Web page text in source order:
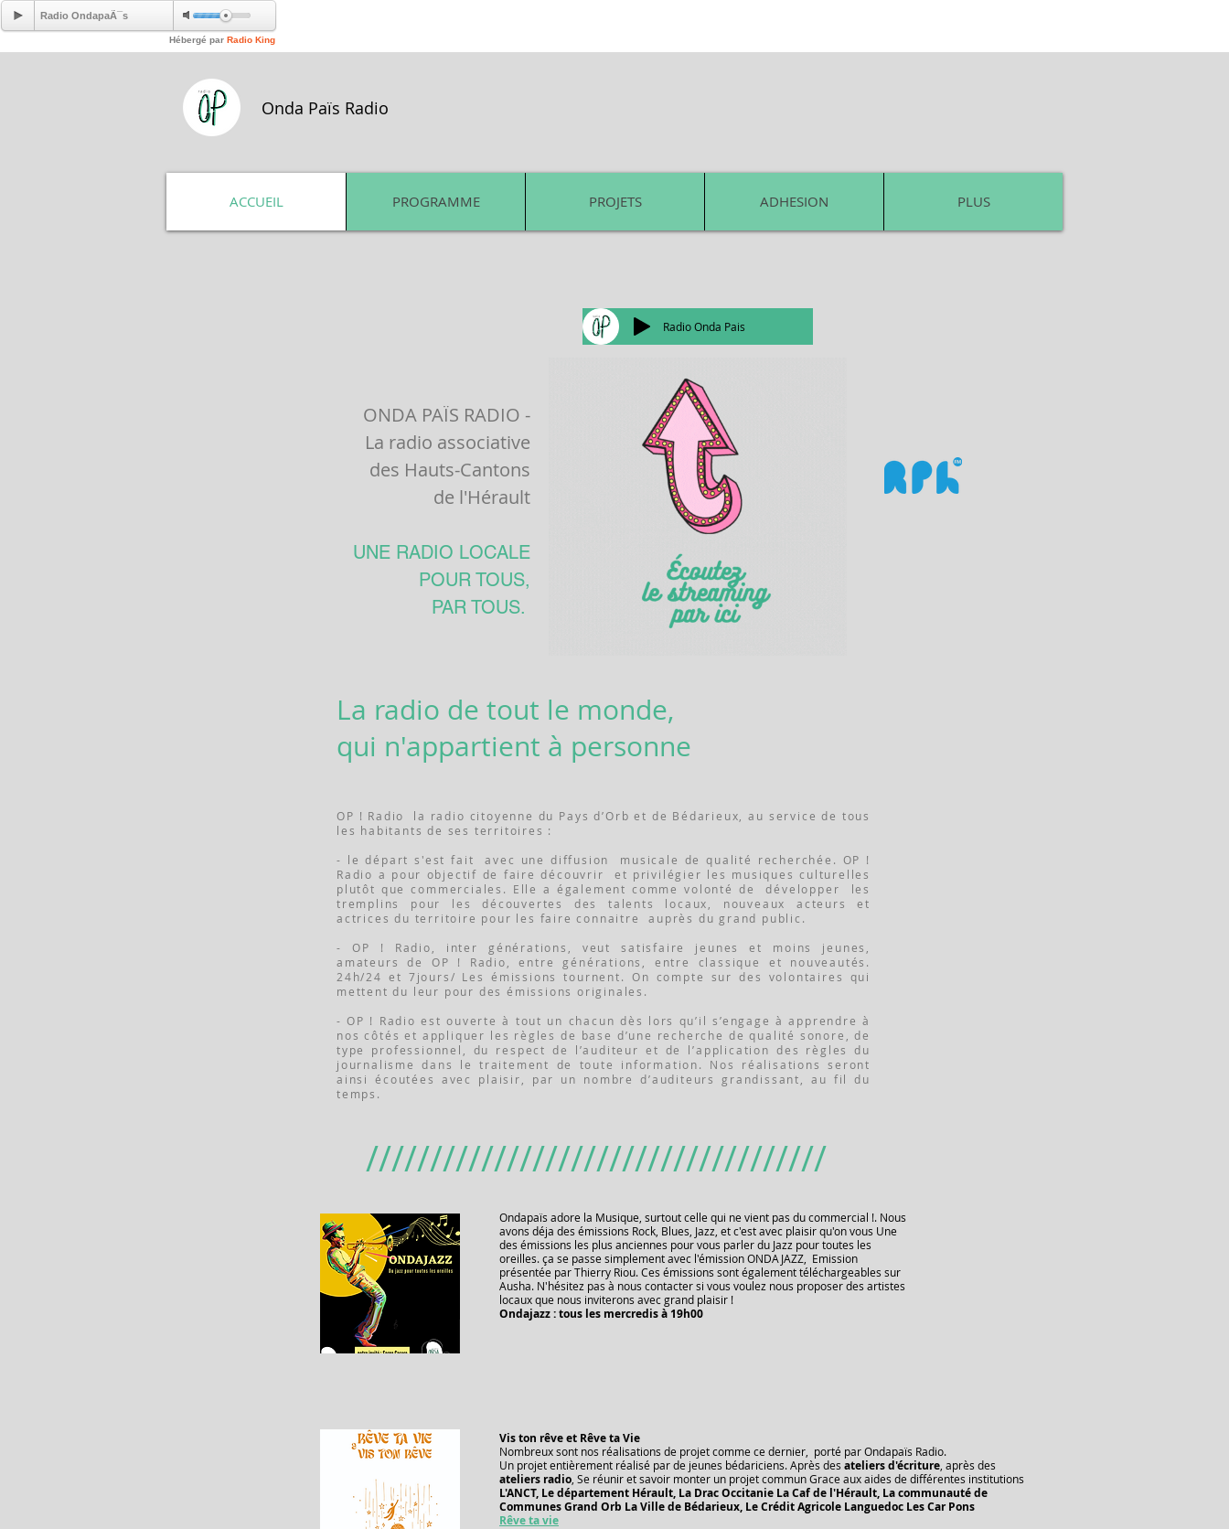
Onda Païs Radio
ACCUEIL PROGRAMME PROJETS ADHESION PLUS
Radio Onda Pais
ONDA PAÏS RADIO -
La radio associative
des Hauts-Cantons
de l'Hérault
UNE RADIO LOCALE
POUR TOUS,
PAR TOUS.
La radio de tout le monde,
qui n'appartient à personne
OP ! Radio la radio citoyenne du Pays d’Orb et de Bédarieux, au service de tous
les habitants de ses territoires :
- le départ s'est fait avec une diffusion musicale de qualité recherchée. OP !
Radio a pour objectif de faire découvrir et privilégier les musiques culturelles
plutôt que commerciales. Elle a également comme volonté de développer les
tremplins pour les découvertes des talents locaux, nouveaux acteurs et
actrices du territoire pour les faire connaitre auprès du grand public.
- OP ! Radio, inter générations, veut satisfaire jeunes et moins jeunes,
amateurs de OP ! Radio, entre générations, entre classique et nouveautés.
24h/24 et 7jours/ Les émissions tournent. On compte sur des volontaires qui
mettent du leur pour des émissions originales.
- OP ! Radio est ouverte à tout un chacun dès lors qu’il s’engage à apprendre à
nos côtés et appliquer les règles de base d’une recherche de qualité sonore, de
type professionnel, du respect de l’auditeur et de l’application des règles du
journalisme dans le traitement de toute information. Nos réalisations seront
ainsi écoutées avec plaisir, par un nombre d’auditeurs grandissant, au fil du
temps.
////////////////////////////////////
Ondapaïs adore la Musique, surtout celle qui ne vient pas du commercial !. Nous
avons déja des émissions Rock, Blues, Jazz, et c'est avec plaisir qu'on vous Une
des émissions les plus anciennes pour vous parler du Jazz pour toutes les
oreilles. ça se passe simplement avec l'émission ONDAJAZZ, Emission
présentée par Thierry Riou. Ces émissions sont également téléchargeables sur
Ausha. N'hésitez pas à nous contacter si vous voulez nous proposer des artistes
locaux que nous inviterons avec grand plaisir !
Ondajazz : tous les mercredis à 19h00
Vis ton rêve et Rêve ta Vie
Nombreux sont nos réalisations de projet comme ce dernier, porté par Ondapaïs Radio.
Un projet entièrement réalisé par de jeunes bédariciens. Après des ateliers d'écriture , après des
ateliers radio , Se réunir et savoir monter un projet commun Grace aux aides de différentes institutions
L'ANCT, Le département Hérault, La Drac Occitanie La Caf de l'Hérault, La communauté de
Communes Grand Orb La Ville de Bédarieux, Le Crédit Agricole Languedoc Les Car Pons
Rêve ta vie